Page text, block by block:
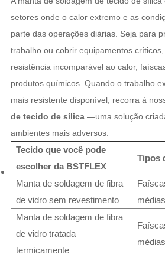
setores onde o calor extremo e as
parte das operações diárias. Seja para
trabalho ou cobrir equipamentos
resistência incomparável ao calor,
produtos químicos. Quando o trabalho
mais resistente disponível, recorra à
de tecido de sílica —uma solução
ambientes mais adversos.
Tecido que você pode
escolher da BSTFLEX
Tipos
Manta de soldagem de fibra
de vidro sem revestimento
Manta de soldagem de fibra
de vidro tratada
termicamente